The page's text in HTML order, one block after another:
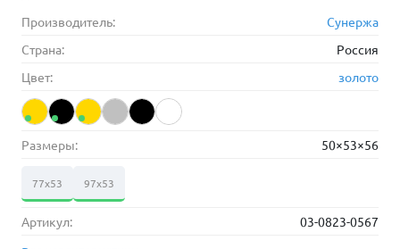
Производитель:
Сунержа
Страна:
Россия
Цвет:
золото
Размеры: 50×53×56
77х53 97х53
Артикул:
03-0823-0567